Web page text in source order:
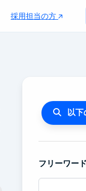
採用担当の方
以
フリーワード